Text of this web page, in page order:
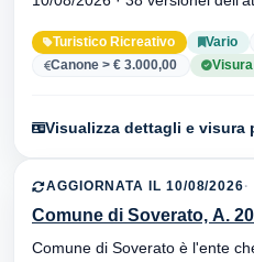
Turistico Ricreativo Vario
Canone > € 3.000,00
Visualizza dettagli e visura
AGGIORNATA IL 10/08/2026
Comune di Soverato, A.
Comune di Soverato è l'ente